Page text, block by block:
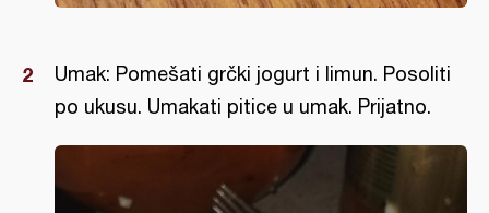
Umak: Pomešati grčki jogurt i limun. Posoliti
po ukusu. Umakati pitice u umak. Prijatno.